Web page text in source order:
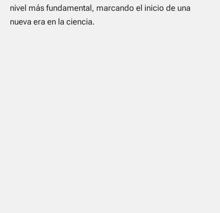
nivel más fundamental, marcando el inicio de una
nueva era en la ciencia.